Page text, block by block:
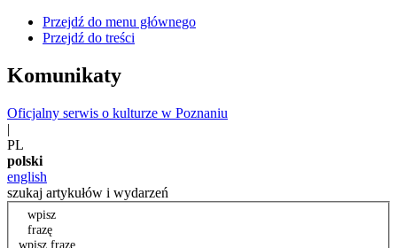
Przejdź do menu głównego
Przejdź do treści
Komunikaty
Oficjalny serwis o kulturze w Poznaniu
|
PL
polski
english
szukaj artykułów i wydarzeń
wpisz
frazę
wpisz frazę